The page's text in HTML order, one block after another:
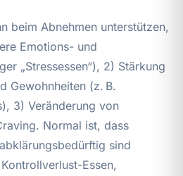
beim Abnehmen unterstützen,
Emotions- und
„Stressessen“), 2) Stärkung
Gewohnheiten (z. B.
3) Veränderung von
Normal ist, dass
sind
Essen,